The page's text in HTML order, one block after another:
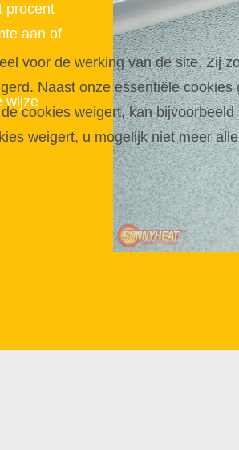
procent
aan of
wijze
voor de werking van de site. Zij
Naast onze essentiële
cookies weigert, kan
weigert, u mogelijk niet meer